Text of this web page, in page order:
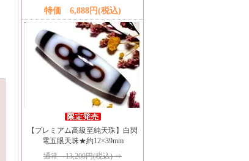
特価 6,888円(税込)
【プレミアム高級至純天珠】白閃
電五眼天珠★約12×39mm
通常 13,200円(税込) ⇒